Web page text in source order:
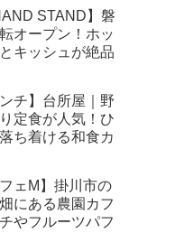
STAND】磐
オープン！ホッ
キッシュが絶品
ンチ】台所屋｜野
定食が人気！ひ
ち着ける和食カ
フェM】掛川市の
にある農園カフ
やフルーツパフ